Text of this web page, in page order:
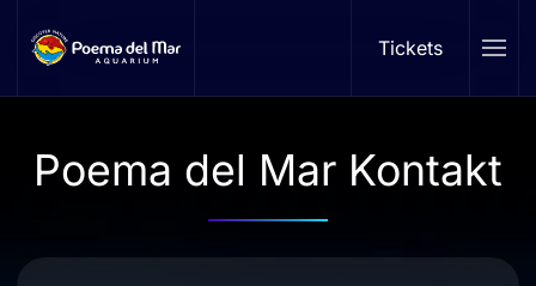
Skip to main content Tickets
Poema del Mar Kontakt